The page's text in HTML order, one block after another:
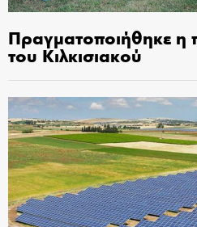
Πραγματοποιήθηκε
του Κιλκισιακού